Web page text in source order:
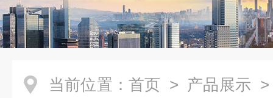
当前位置： 首页 > 产品展示